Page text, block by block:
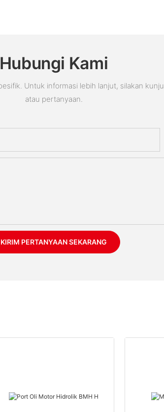
Hubungi Kami
Untuk informasi lebih lanjut, silakan
atau pertanyaan.
KIRIM PERTANYAAN SEKARANG